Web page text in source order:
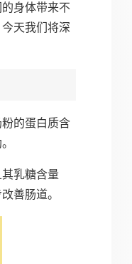
身体带来不
天我们将深
的蛋白质含
乳糖含量
善肠道。